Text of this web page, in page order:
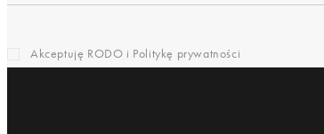
Akceptuję RODO i Politykę prywatności